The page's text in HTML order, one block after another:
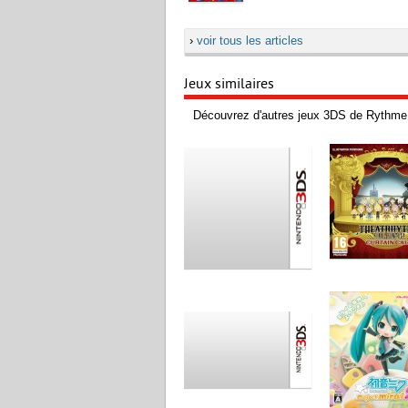
› voir tous les articles
Jeux similaires
Découvrez d'autres jeux 3DS de